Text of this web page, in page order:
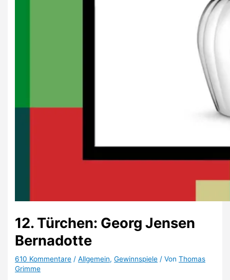
12. Türchen: Georg Jensen
Bernadotte
610 Kommentare /Allgemein,Gewinnspiele / VonThomas
Grimme